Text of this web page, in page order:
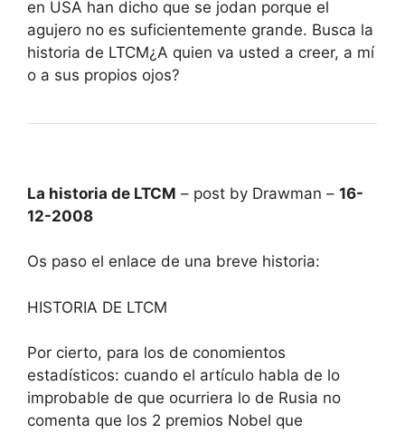
en USA han dicho que se jodan porque el
agujero no es suficientemente grande. Busca la
historia de LTCM¿A quien va usted a creer, a mí
o a sus propios ojos?
La historia de LTCM – post by Drawman – 16-
12-2008
Os paso el enlace de una breve historia:
HISTORIA DE LTCM
Por cierto, para los de conomientos
estadísticos: cuando el artículo habla de lo
improbable de que ocurriera lo de Rusia no
comenta que los 2 premios Nobel que